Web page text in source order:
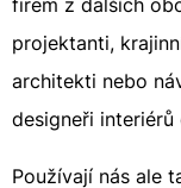
firem z dalších
projektanti,
architekti nebo
designeři interiérů
Používají nás ale